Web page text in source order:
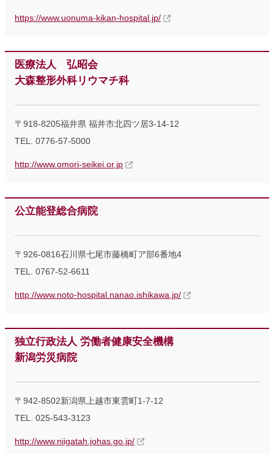
https://www.uonuma-kikan-hospital.jp/
医療法人 弘昭会
大森整形外科リウマチ科
〒918-8205福井県 福井市北四ツ居3-14-12
TEL. 0776-57-5000
http://www.omori-seikei.or.jp
公立能登総合病院
〒926-0816石川県七尾市藤橋町ア部6番地4
TEL. 0767-52-6611
http://www.noto-hospital.nanao.ishikawa.jp/
独立行政法人 労働者健康安全機構
新潟労災病院
〒942-8502新潟県上越市東雲町1-7-12
TEL. 025-543-3123
http://www.niigatah.johas.go.jp/